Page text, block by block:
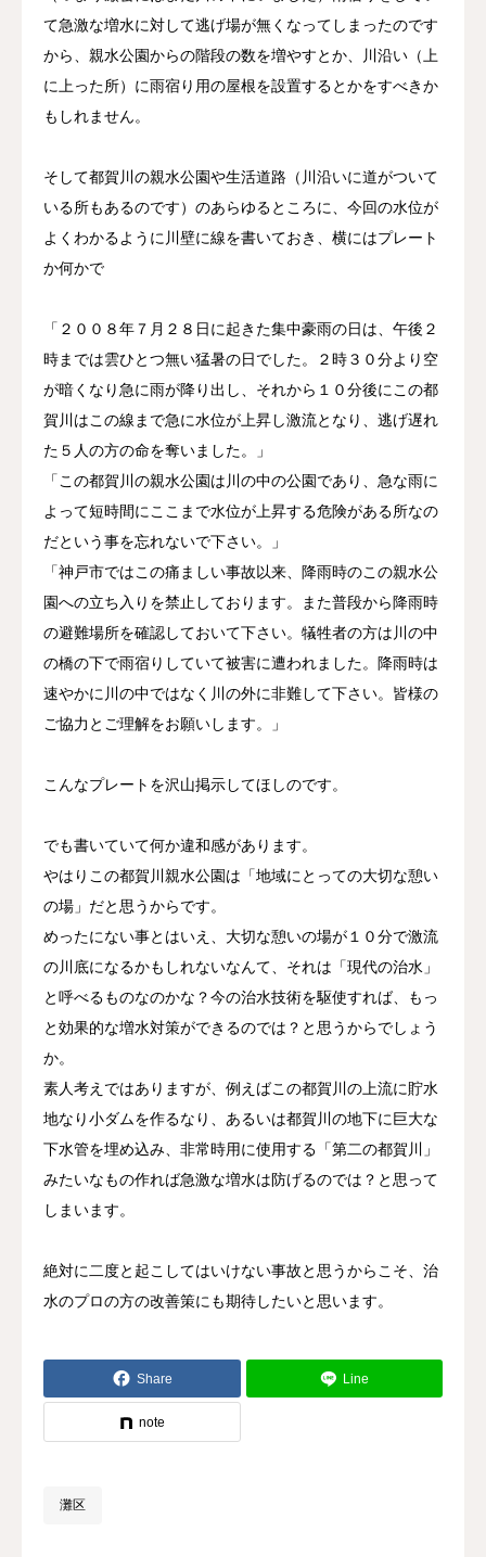
て急激な増水に対して逃げ場が無くなってしまったのです
から、親水公園からの階段の数を増やすとか、川沿い（上
に上った所）に雨宿り用の屋根を設置するとかをすべきか
もしれません。
そして都賀川の親水公園や生活道路（川沿いに道がついて
いる所もあるのです）のあらゆるところに、今回の水位が
よくわかるように川壁に線を書いておき、横にはプレート
か何かで
「２００８年７月２８日に起きた集中豪雨の日は、午後２
時までは雲ひとつ無い猛暑の日でした。２時３０分より空
が暗くなり急に雨が降り出し、それから１０分後にこの都
賀川はこの線まで急に水位が上昇し激流となり、逃げ遅れ
た５人の方の命を奪いました。」
「この都賀川の親水公園は川の中の公園であり、急な雨に
よって短時間にここまで水位が上昇する危険がある所なの
だという事を忘れないで下さい。」
「神戸市ではこの痛ましい事故以来、降雨時のこの親水公
園への立ち入りを禁止しております。また普段から降雨時
の避難場所を確認しておいて下さい。犠牲者の方は川の中
の橋の下で雨宿りしていて被害に遭われました。降雨時は
速やかに川の中ではなく川の外に非難して下さい。皆様の
ご協力とご理解をお願いします。」
こんなプレートを沢山掲示してほしのです。
でも書いていて何か違和感があります。
やはりこの都賀川親水公園は「地域にとっての大切な憩い
の場」だと思うからです。
めったにない事とはいえ、大切な憩いの場が１０分で激流
の川底になるかもしれないなんて、それは「現代の治水」
と呼べるものなのかな？今の治水技術を駆使すれば、もっ
と効果的な増水対策ができるのでは？と思うからでしょう
か。
素人考えではありますが、例えばこの都賀川の上流に貯水
地なり小ダムを作るなり、あるいは都賀川の地下に巨大な
下水管を埋め込み、非常時用に使用する「第二の都賀川」
みたいなもの作れば急激な増水は防げるのでは？と思って
しまいます。
絶対に二度と起こしてはいけない事故と思うからこそ、治
水のプロの方の改善策にも期待したいと思います。
Share Line
note
灘区